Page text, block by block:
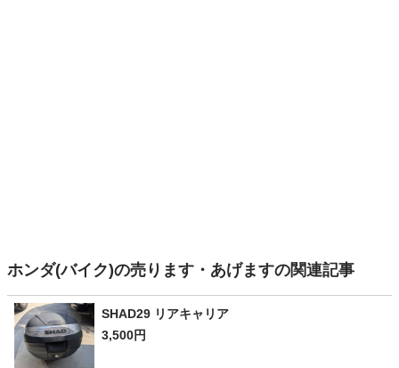
ホンダ(バイク)の売ります・あげますの関連記事
SHAD29 リアキャリア
3,500円